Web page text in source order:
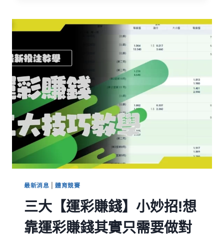
最新消息 |體育競賽
三大【運彩賺錢】小妙招!想
靠運彩賺錢其實只需要做對